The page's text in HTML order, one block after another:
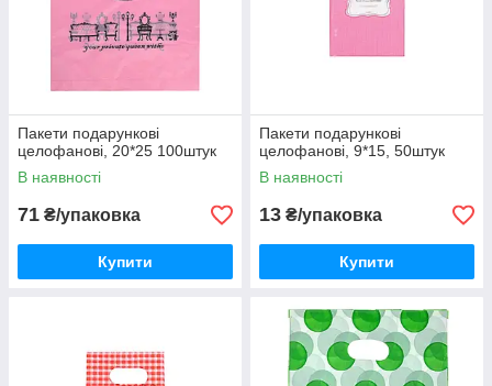
Пакети подарункові
целофанові, 20*25 100штук
В наявності
71 ₴/упаковка
Купити
Пакети подарункові
целофанові, 9*15, 50штук
В наявності
13 ₴/упаковка
Купити